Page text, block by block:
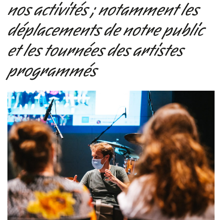
nos activités ; notamment les
déplacements de notre public
et les tournées des artistes
programmés